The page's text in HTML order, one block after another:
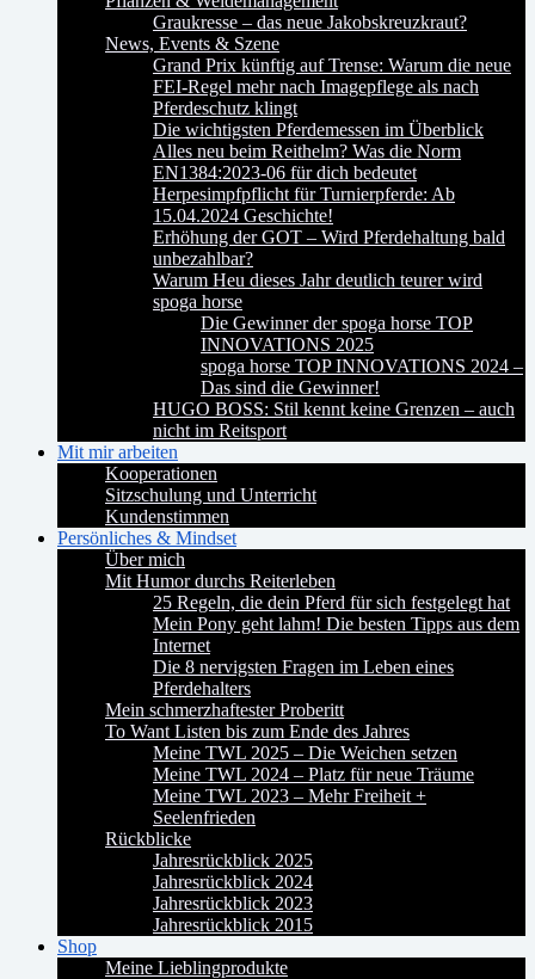
Graukresse – das neue Jakobskreuzkraut?
News, Events & Szene
Grand Prix künftig auf Trense: Warum die neue
FEI-Regel mehr nach Imagepflege als nach
Pferdeschutz klingt
Die wichtigsten Pferdemessen im Überblick
Alles neu beim Reithelm? Was die Norm
EN1384:2023-06 für dich bedeutet
Herpesimpfpflicht für Turnierpferde: Ab
15.04.2024 Geschichte!
Erhöhung der GOT – Wird Pferdehaltung bald
unbezahlbar?
Warum Heu dieses Jahr deutlich teurer wird
spoga horse
Die Gewinner der spoga horse TOP
INNOVATIONS 2025
spoga horse TOP INNOVATIONS 2024 –
Das sind die Gewinner!
HUGO BOSS: Stil kennt keine Grenzen – auch
nicht im Reitsport
Mit mir arbeiten
Kooperationen
Sitzschulung und Unterricht
Kundenstimmen
Persönliches & Mindset
Über mich
Mit Humor durchs Reiterleben
25 Regeln, die dein Pferd für sich festgelegt hat
Mein Pony geht lahm! Die besten Tipps aus dem
Internet
Die 8 nervigsten Fragen im Leben eines
Pferdehalters
Mein schmerzhaftester Proberitt
To Want Listen bis zum Ende des Jahres
Meine TWL 2025 – Die Weichen setzen
Meine TWL 2024 – Platz für neue Träume
Meine TWL 2023 – Mehr Freiheit +
Seelenfrieden
Rückblicke
Jahresrückblick 2025
Jahresrückblick 2024
Jahresrückblick 2023
Jahresrückblick 2015
Shop
Meine Lieblingprodukte